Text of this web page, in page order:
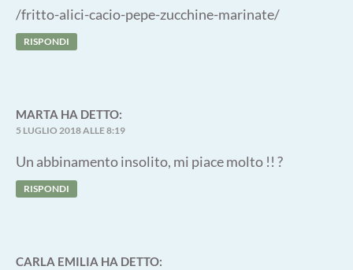
/fritto-alici-cacio-pepe-zucchine-marinate/
RISPONDI
MARTA HA DETTO:
5 LUGLIO 2018 ALLE 8:19
Un abbinamento insolito, mi piace molto !! ?
RISPONDI
CARLA EMILIA HA DETTO: